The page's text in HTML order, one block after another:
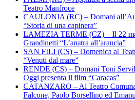
Teatro Manfroce
CAULONIA (RC) – Domani
“Storia di una capinera”
LAMEZIA TERME (CZ) – Il 22
Grandinetti “L’anatra all’arancia”
SAN FILI (CS) – Domenica al
“Venuti dal mare”
RENDE (CS) – Domani Toni
Oggi presenta il film “Caracas”
CATANZARO – Al Teatro
Falcone, Paolo Borsellino ed